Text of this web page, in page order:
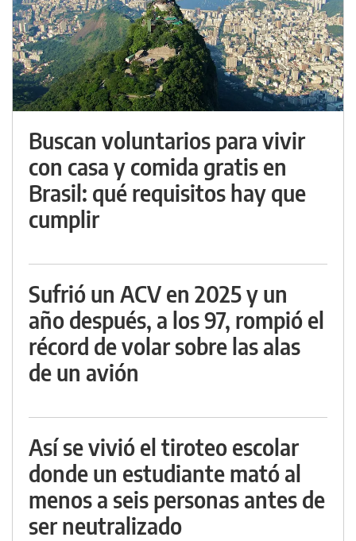
Buscan voluntarios para vivir
con casa y comida gratis en
Brasil: qué requisitos hay que
cumplir
Sufrió un ACV en 2025 y un
año después, a los 97, rompió el
récord de volar sobre las alas
de un avión
Así se vivió el tiroteo escolar
donde un estudiante mató al
menos a seis personas antes de
ser neutralizado